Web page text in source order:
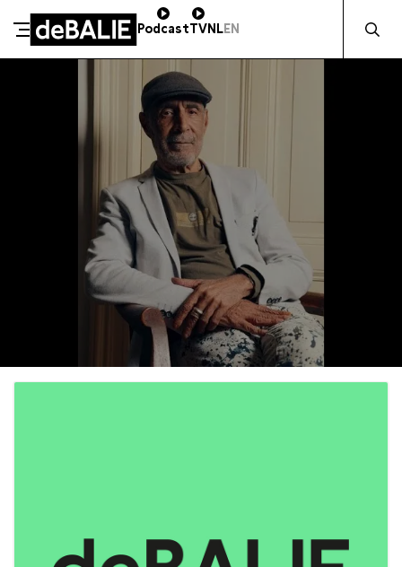
Meteen naar de content
De Balie
PodcastTVNLEN